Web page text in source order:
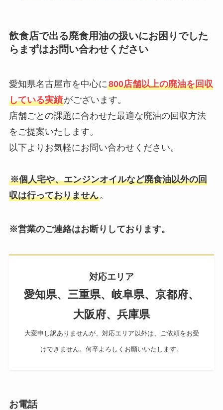
飲食店で出る廃食用油の扱いにお困りでした
らまずはお問い合わせください
愛知県名古屋市を中心に800店舗以上の廃油を回収
している実績がございます。
店舗ごとの課題に合わせた最適な廃油の回収方法
をご提案いたします。
以下よりお気軽にお問い合わせください。
※個人宅や、エンジンオイルなど廃食油以外の回
収は行っておりません。
※営業のご連絡はお断りしております。
対応エリア
愛知県、三重県、岐阜県、京都府、
大阪府、兵庫県
大変申し訳ありませんが、対応エリア以外は、ご依頼をお受
けできません。何卒よろしくお願いいたします。
お電話